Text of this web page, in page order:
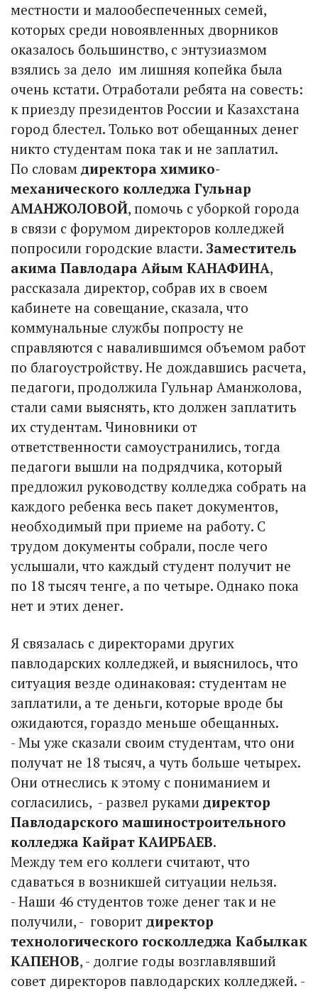
местности и малообеспеченных семей,
которых среди новоявленных дворников
оказалось большинство, с энтузиазмом
взялись за дело ­ им лишняя копейка была
очень кстати. Отработали ребята на совесть:
к приезду президентов России и Казахстана
город блестел. Только вот обещанных денег
никто студентам пока так и не заплатил.
По словам директора химико­
механического колледжа Гульнар
АМАНЖОЛОВОЙ, помочь с уборкой города
в связи с форумом директоров колледжей
попросили городские власти. Заместитель
акима Павлодара Айым КАНАФИНА,
рассказала директор, собрав их в своем
кабинете на совещание, сказала, что
коммунальные службы попросту не
справляются с навалившимся объемом работ
по благоустройству. Не дождавшись расчета,
педагоги, продолжила Гульнар Аманжолова,
стали сами выяснять, кто должен заплатить
их студентам. Чиновники от
ответственности самоустранились, тогда
педагоги вышли на подрядчика, который
предложил руководству колледжа собрать на
каждого ребенка весь пакет документов,
необходимый при приеме на работу. С
трудом документы собрали, после чего
услышали, что каждый студент получит не
по 18 тысяч тенге, а по четыре. Однако пока
нет и этих денег.
Я связалась с директорами других
павлодарских колледжей, и выяснилось, что
ситуация везде одинаковая: студентам не
заплатили, а те деньги, которые вроде бы
ожидаются, гораздо меньше обещанных.
­- Мы уже сказали своим студентам, что они
получат не 18 тысяч, а чуть больше четырех.
Они отнеслись к этому с пониманием и
согласились, ­ - развел руками директор
Павлодарского машиностроительного
колледжа Кайрат КАИРБАЕВ.
Между тем его коллеги считают, что
сдаваться в возникшей ситуации нельзя.
­- Наши 46 студентов тоже денег так и не
получили, - ­ говорит директор
технологического гос­колледжа Кабылкак
КАПЕНОВ, - долгие годы возглавлявший
совет директоров павлодарских колледжей. ­